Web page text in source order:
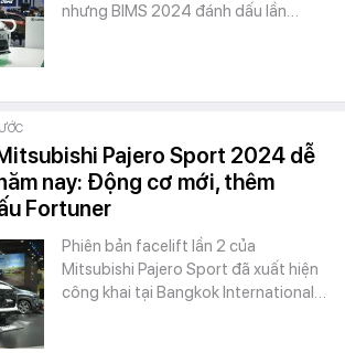
nhưng BIMS 2024 đánh dấu lần…
Pajero Sport 2024 dễ
nay: Động cơ mới, thêm
Fortuner
Phiên bản facelift lần 2 của
Mitsubishi Pajero Sport đã xuất hiện
công khai tại Bangkok International…